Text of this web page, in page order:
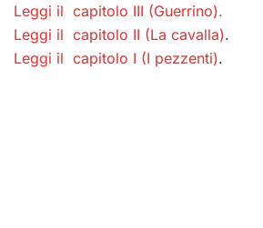
Leggi il capitolo III (Guerrino).
Leggi il capitolo II (La cavalla).
Leggi il capitolo I (I pezzenti).